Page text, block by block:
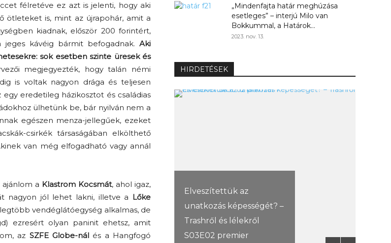
félretéve ez azt is jelenti, hogy aki
ötleteket is, mint az újrapohár, amit a
kiadnak, először 200 forintért,
kávéig bármit befogadnak. Aki
sok esetben szinte üresek és
megjegyezték, hogy talán némi
is voltak nagyon drága és teljesen
egy eredetileg házikosztot és családias
ülhetünk be, bár nyilván nem a
egészen menza-jellegűek, ezeket
csirkék társaságában elkölthető
van még elfogadható vagy annál
a Klastrom Kocsmát, ahol igaz,
nagyon jól lehet lakni, illetve a Lőke
vendéglátóegység alkalmas, de
ezresért olyan paninit ehetsz, amit
az SZFE Globe-nál és a Hangfogó
„Mindenfajta határ meghúzása
esetleges” – interjú Milo van
Bokkummal, a Határok...
2023. nov. 13.
HIRDETÉSEK
Smalltalkolunk a
smalltalkról – Trashről és
lélekről S03E03 premier
Elveszítettük az
unatkozás képességét? –
Trashről és lélekről
S03E02 premier